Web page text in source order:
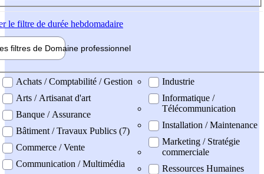
le filtre de durée hebdomadaire
filtres de Domaine professionnel
professionel
Achats / Comptabilité / Gestion
Arts / Artisanat d'art
Banque / Assurance
Bâtiment / Travaux Publics (7)
Commerce / Vente
Communication / Multimédia
Industrie
Informatique /
Télécommunication
Installation / Maintenance
Marketing / Stratégie
commerciale
Ressources Humaines